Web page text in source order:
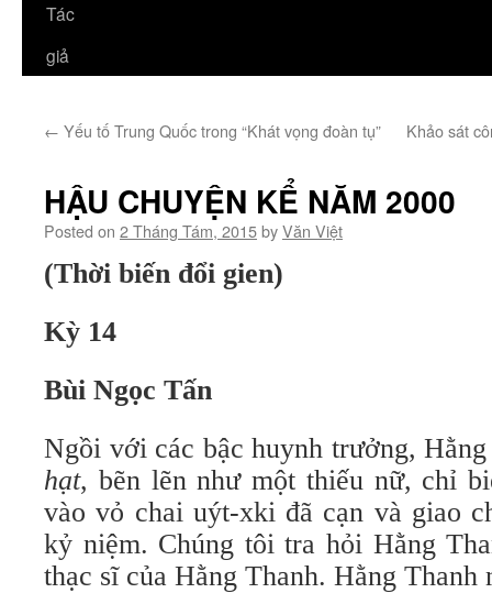
Tác
giả
← Yếu tố Trung Quốc trong “Khát vọng đoàn tụ” Khảo sát
HẬU CHUYỆN KỂ NĂM 2000
Posted on 2 Tháng Tám, 2015byVăn Việt
(Thời biến đổi gien)
Kỳ 14
Bùi Ngọc Tấn
Ngồi với các bậc huynh trưởng,
hạt, bẽn lẽn như một thiếu nữ, chỉ
vào vỏ chai uýt-xki đã cạn và giao
kỷ niệm. Chúng tôi tra hỏi Hằng
thạc sĩ của Hằng Thanh. Hằng Thanh